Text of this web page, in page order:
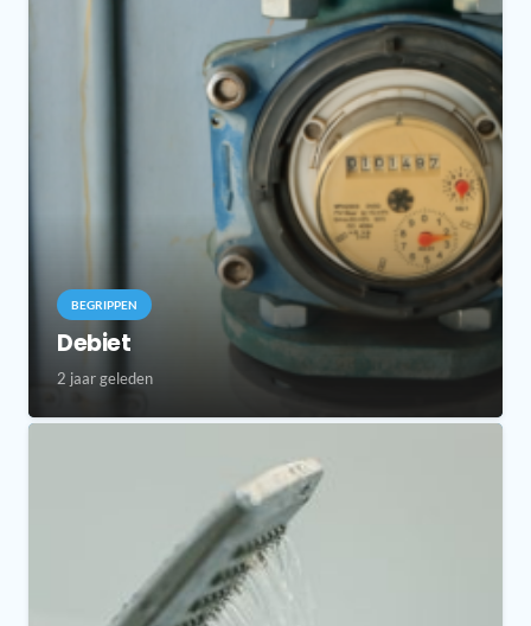
BEGRIPPEN
Debiet
2 jaar geleden